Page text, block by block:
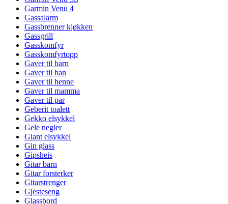
Garmin Venu 4
Gassalarm
Gassbrenner kjøkken
Gassgrill
Gasskomfyr
Gasskomfyrtopp
Gaver til barn
Gaver til han
Gaver til henne
Gaver til mamma
Gaver til par
Geberit toalett
Gekko elsykkel
Gele negler
Giant elsykkel
Gin glass
Gipsheis
Gitar barn
Gitar forsterker
Gitarstrenger
Gjesteseng
Glassbord